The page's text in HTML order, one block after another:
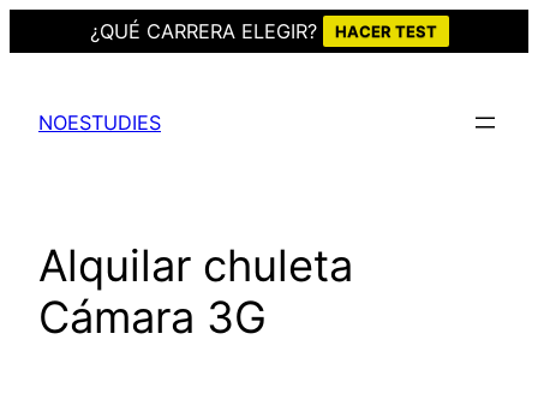
¿QUÉ CARRERA ELEGIR? HACER TEST
contenido
NOESTUDIES
Alquilar chuleta
Cámara 3G